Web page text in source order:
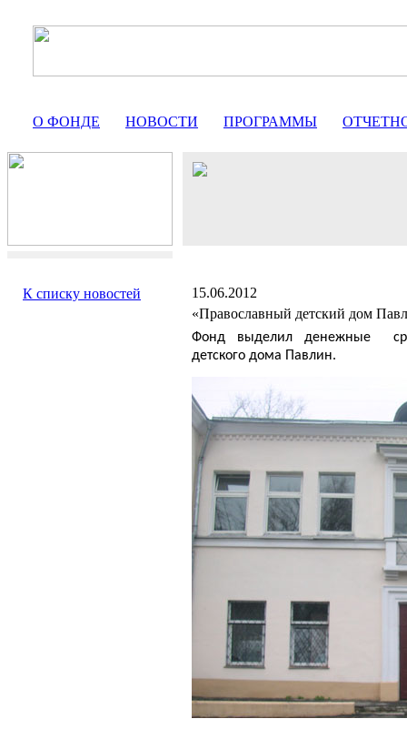
О ФОНДЕ НОВОСТИ ПРОГРАММЫ
К списку новостей
15.06.2012
«Православный детский дом
Фонд выделил денежные
детского дома Павлин.